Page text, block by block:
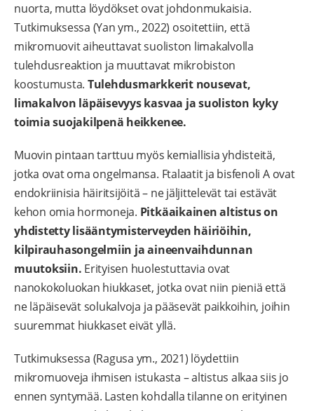
nuorta, mutta löydökset ovat johdonmukaisia.
Tutkimuksessa (Yan ym., 2022) osoitettiin, että
mikromuovit aiheuttavat suoliston limakalvolla
tulehdusreaktion ja muuttavat mikrobiston
koostumusta. Tulehdusmarkkerit nousevat,
limakalvon läpäisevyys kasvaa ja suoliston kyky
toimia suojakilpenä heikkenee.
Muovin pintaan tarttuu myös kemiallisia yhdisteitä,
jotka ovat oma ongelmansa. Ftalaatit ja bisfenoli A ovat
endokriinisia häiritsijöitä – ne jäljittelevät tai estävät
kehon omia hormoneja. Pitkäaikainen altistus on
yhdistetty lisääntymisterveyden häiriöihin,
kilpirauhasongelmiin ja aineenvaihdunnan
muutoksiin. Erityisen huolestuttavia ovat
nanokokoluokan hiukkaset, jotka ovat niin pieniä että
ne läpäisevät solukalvoja ja pääsevät paikkoihin, joihin
suuremmat hiukkaset eivät yllä.
Tutkimuksessa (Ragusa ym., 2021) löydettiin
mikromuoveja ihmisen istukasta – altistus alkaa siis jo
ennen syntymää. Lasten kohdalla tilanne on erityinen